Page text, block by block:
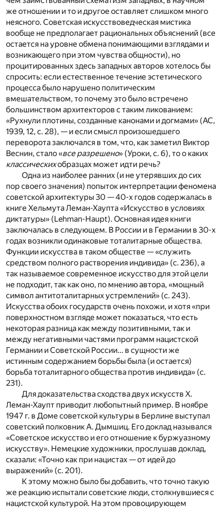
же отношении и то и другое оставляет слишком много
неясного. Советская искусствоведческая мистика
вообще не предполагает рациональных объяснений (все
остается на уровне обмена понимающими взглядами и
возникающего при этом чувства общности), но
процитированных здесь западных авторов хотелось бы
спросить: если естественное течение эстетического
процесса было нарушено политическим
вмешательством, то почему это было встречено
большинством архитекторов с таким ликованием:
«Рухнули плотины, созданные канонами и догмами» (АС,
1939, 12, с. 28), — и если смысл произошедшего
переворота заключался в том, что, как заметил Виктор
Веснин, стало «все разрешено» (Уроки, с. 6), то о каких
классическихобразцах может идти речь?
Одна из наиболее ранних (и не утерявших до сих
пор своего значения) попыток интерпретации феномена
советской архитектуры 30 — 40-х годов содержалась в
книге Хельмута Леман-Хаупта «Искусство в условиях
диктатуры» (Lehman-Haupt). Основная идея книги
заключалась в следующем. В России и в Германии в 30-х
годах возникли одинаковые тоталитарные общества.
Функции искусства в таком обществе — «служить
средством полного растворения индивида» (с. 236), а
так называемое современное искусство для этой цели
не подходит, так как оно, по мнению автора, «мощный
символ антитоталитарных устремлений» (с. 243).
Искусства обоих государств очень похожи, и хотя «при
поверхностном взгляде может показаться, что есть
некоторая разница как между позитивными, так и
между негативными частями программ нацистской
Германии и Советской России... в сущности же
истинным содержанием борьбы была (и остается)
борьба тоталитарного общества против индивида» (с.
231).
Для доказательства сходства двух искусств Х.
Леман-Хаупт приводит любопытный пример. В ноябре
1947 г. в Доме советской культуры в Берлине выступал
советский полковник А. Дымшиц. Его доклад назывался
«Советское искусство и его отношение к буржуазному
искусству». Немецкие художники, прослушав доклад,
сказали: «Точно как при нацистах — от идей до
выражений» (с. 201).
К этому можно было бы добавить, что точно такую
же реакцию испытали советские люди, столкнувшиеся с
нацистской культурой. На этом провоцирующем